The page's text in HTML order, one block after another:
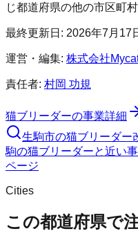
じ都道府県の他の市区町
最終更新日: 2026年7月17
運営・編集: 株式会社
責任者: 村岡 功規
猫ブリーダーの事業詳細
生駒市の猫ブリーダー
駒の猫ブリーダーと近い
ページ
Cities
この都道府県で